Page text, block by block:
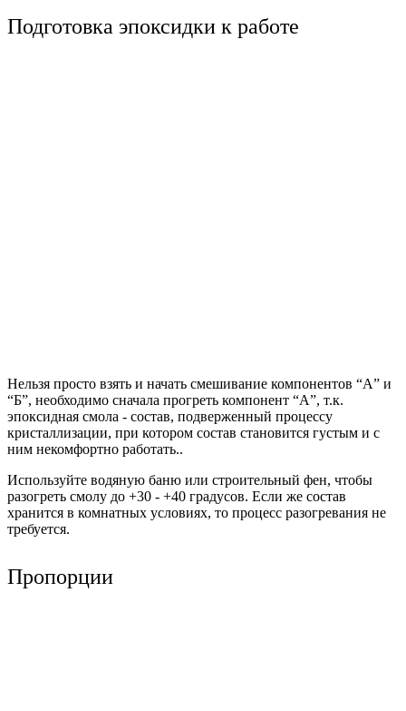
Подготовка эпоксидки к работе
Нельзя просто взять и начать смешивание компонентов “А” и
“Б”, необходимо сначала прогреть компонент “А”, т.к.
эпоксидная смола - состав, подверженный процессу
кристаллизации, при котором состав становится густым и с
ним некомфортно работать..
Используйте водяную баню или строительный фен, чтобы
разогреть смолу до +30 - +40 градусов. Если же состав
хранится в комнатных условиях, то процесс разогревания не
требуется.
Пропорции